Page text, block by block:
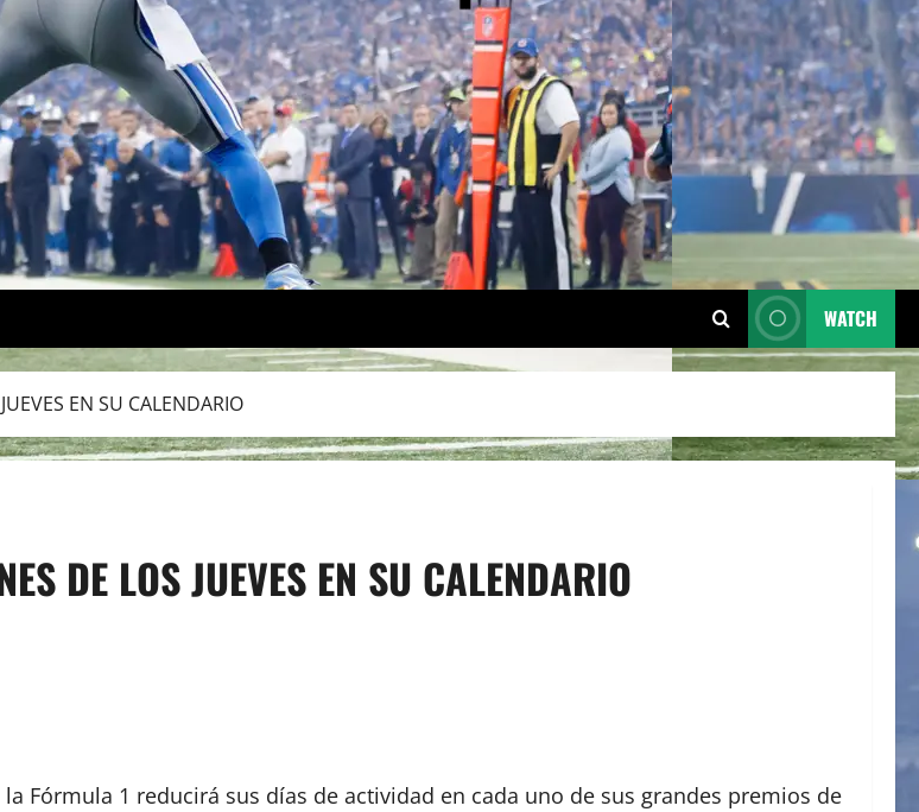
WATCH
EN SU CALENDARIO
DE LOS JUEVES EN SU CALENDARIO
Fórmula 1 reducirá sus días de actividad en cada uno de sus grandes premios de